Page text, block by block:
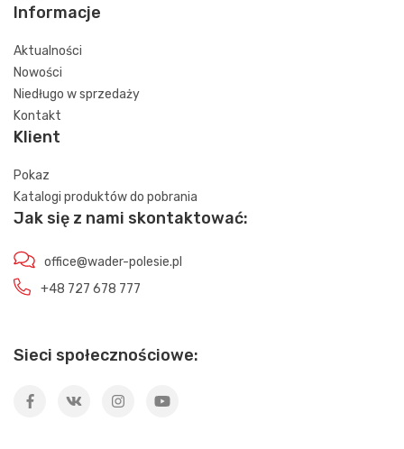
Informacje
Aktualności
Nowości
Niedługo w sprzedaży
Kontakt
Klient
Pokaz
Katalogi produktów do pobrania
Jak się z nami skontaktować:
office@wader-polesie.pl
+48 727 678 777
Sieci społecznościowe: